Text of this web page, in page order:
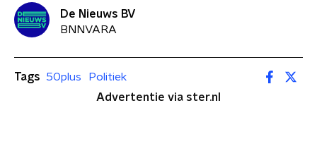
De Nieuws BV
BNNVARA
Tags 50plus
Politiek
Advertentie via ster.nl